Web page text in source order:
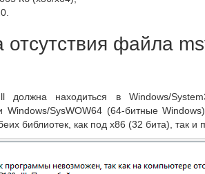
файла
должна находиться в Windows/
Windows/SysWOW64 (64-битные
библиотек, как под x86 (32 бита), так и